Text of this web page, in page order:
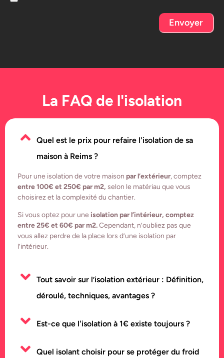
Envoyer
La FAQ de l'isolation
Quel est le prix pour refaire l'isolation de sa
maison à Reims ?
Pour une isolation de votre maison par l’extérieur, comptez
entre 100€ et 250€ par m2, selon le matériau que vous
choisirez et la complexité du chantier.
Si vous optez pour une isolation par l’intérieur, comptez
entre 25€ et 60€ par m2.Cependant, n’oubliez pas que
vous allez perdre de la place lors d’une isolation par
l’intérieur.
Tout savoir sur l’isolation extérieur : Définition,
déroulé, techniques, avantages ?
Est-ce que l'isolation à 1€ existe toujours ?
Quel isolant choisir pour se protéger du froid